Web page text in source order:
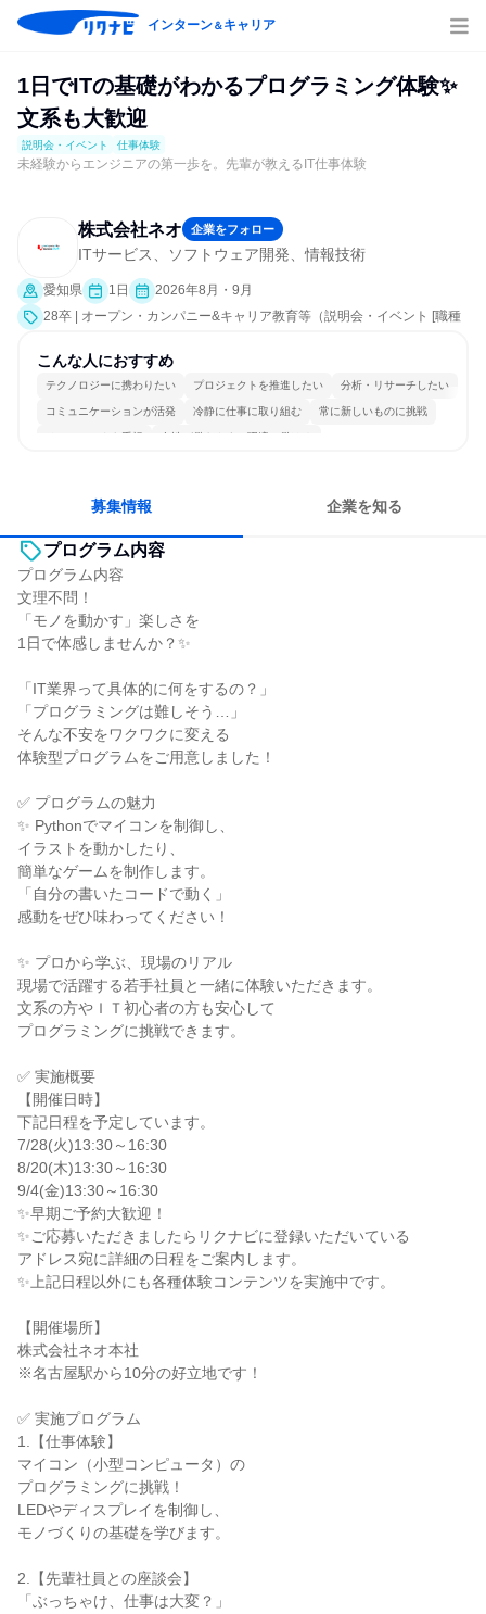
インターン＆キャリア
1日でITの基礎がわかるプログラミング体験✨
文系も大歓迎
説明会・イベント 仕事体験
未経験からエンジニアの第一歩を。先輩が教えるIT仕事体験
株式会社ネオ 企業をフォロー
ITサービス、ソフトウェア開発、情報技術
愛知県 1日
2026年8月・9月
28卒 | オープン・カンパニー&キャリア教育等（説明会・イベント [職種
こんな人におすすめ
テクノロジーに携わりたい プロジェクトを推進したい 分析・リサーチしたい
コミュニケーションが活発 冷静に仕事に取り組む 常に新しいものに挑戦
チームワークを重視 女性が働きやすい環境で働ける
募集情報 企業を知る
プログラム内容
プログラム内容
文理不問！
「モノを動かす」楽しさを
1日で体感しませんか？✨
「IT業界って具体的に何をするの？」
「プログラミングは難しそう…」
そんな不安をワクワクに変える
体験型プログラムをご用意しました！
✅ プログラムの魅力
✨ Pythonでマイコンを制御し、
イラストを動かしたり、
簡単なゲームを制作します。
「自分の書いたコードで動く」
感動をぜひ味わってください！
✨ プロから学ぶ、現場のリアル
現場で活躍する若手社員と一緒に体験いただきます。
文系の方やＩＴ初心者の方も安心して
プログラミングに挑戦できます。
✅ 実施概要
【開催日時】
下記日程を予定しています。
7/28(火)13:30～16:30
8/20(木)13:30～16:30
9/4(金)13:30～16:30
✨早期ご予約大歓迎！
✨ご応募いただきましたらリクナビに登録いただいている
アドレス宛に詳細の日程をご案内します。
✨上記日程以外にも各種体験コンテンツを実施中です。
【開催場所】
株式会社ネオ本社
※名古屋駅から10分の好立地です！
✅ 実施プログラム
1.【仕事体験】
マイコン（小型コンピュータ）の
プログラミングに挑戦！
LEDやディスプレイを制御し、
モノづくりの基礎を学びます。
2.【先輩社員との座談会】
「ぶっちゃけ、仕事は大変？」